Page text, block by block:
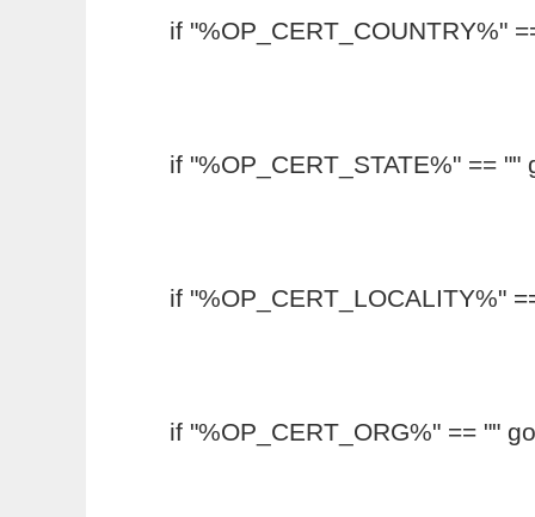
if "%OP_CERT_COUNTRY%"
if "%OP_CERT_STATE%" ==
if "%OP_CERT_LOCALITY%"
if "%OP_CERT_ORG%" == ""